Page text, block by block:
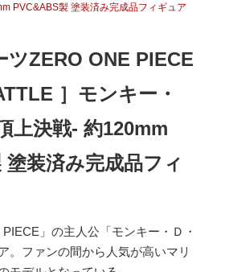
PVC&ABS製 塗装済み完成品フィギュア
ツZERO ONE PIECE
］モンキー・
上決戦- 約120mm
装済み完成品フィ
」の主人公「モンキー・Ｄ・
。ファンの間から人気が高いマリ